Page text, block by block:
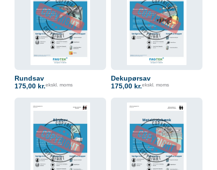
Rundsav
175,00 kr.ekskl. moms
Dekupørsav
175,00 kr.ekskl. moms